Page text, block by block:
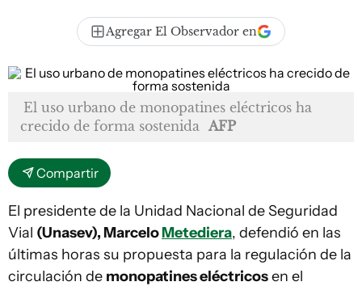
Agregar El Observador en
El uso urbano de monopatines eléctricos ha
crecido de forma sostenida AFP
Compartir
El presidente de la Unidad Nacional de Seguridad
Vial (Unasev), MarceloMetediera, defendió en las
últimas horas su propuesta para la regulación de la
circulación de monopatines eléctricosen el